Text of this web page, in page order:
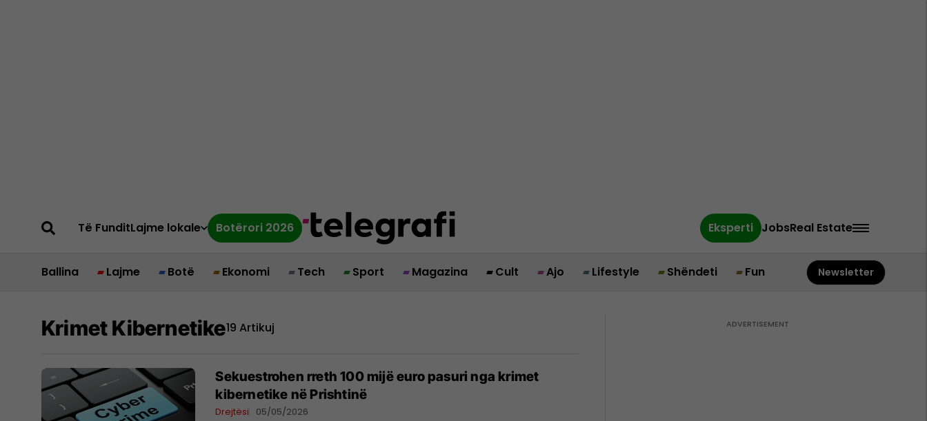
Të FunditLajme lokale Botërori 2026 Eksperti JobsReal Estate
Ballina Lajme Botë Ekonomi Tech Sport Magazina Cult Ajo Lifestyle Shëndeti Fun Newsletter
Krimet Kibernetike19 Artikuj
Sekuestrohen rreth 100 mijë euro pasuri nga krimet
kibernetike në Prishtinë
Drejtësi 05/05/2026